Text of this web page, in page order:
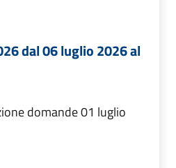
dal 06 luglio 2026 al
domande 01 luglio